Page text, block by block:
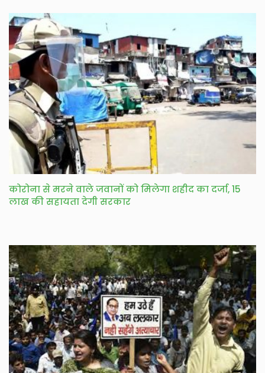
कोरोना से मरने वाले जवानों को मिलेगा शहीद का दर्जा, 15
लाख की सहायता देगी सरकार